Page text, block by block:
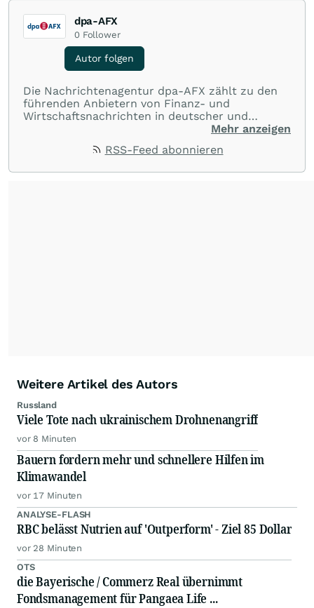
dpa-AFX
0 Follower
Autor folgen
Die Nachrichtenagentur dpa-AFX zählt zu den
führenden Anbietern von Finanz- und
Wirtschaftsnachrichten in deutscher und
englischer Sprache. Gestützt auf ein
dpa-AFX unabhängig, zuverlässig und schnell
Mehr anzeigen
RSS-Feed abonnieren
Weitere Artikel des Autors
Russland
Viele Tote nach ukrainischem Drohnenangriff
vor 8 Minuten
Bauern fordern mehr und schnellere Hilfen im
Klimawandel
vor 17 Minuten
ANALYSE-FLASH
RBC belässt Nutrien auf 'Outperform' - Ziel 85 Dollar
vor 28 Minuten
OTS
die Bayerische / Commerz Real übernimmt
Fondsmanagement für Pangaea Life ...